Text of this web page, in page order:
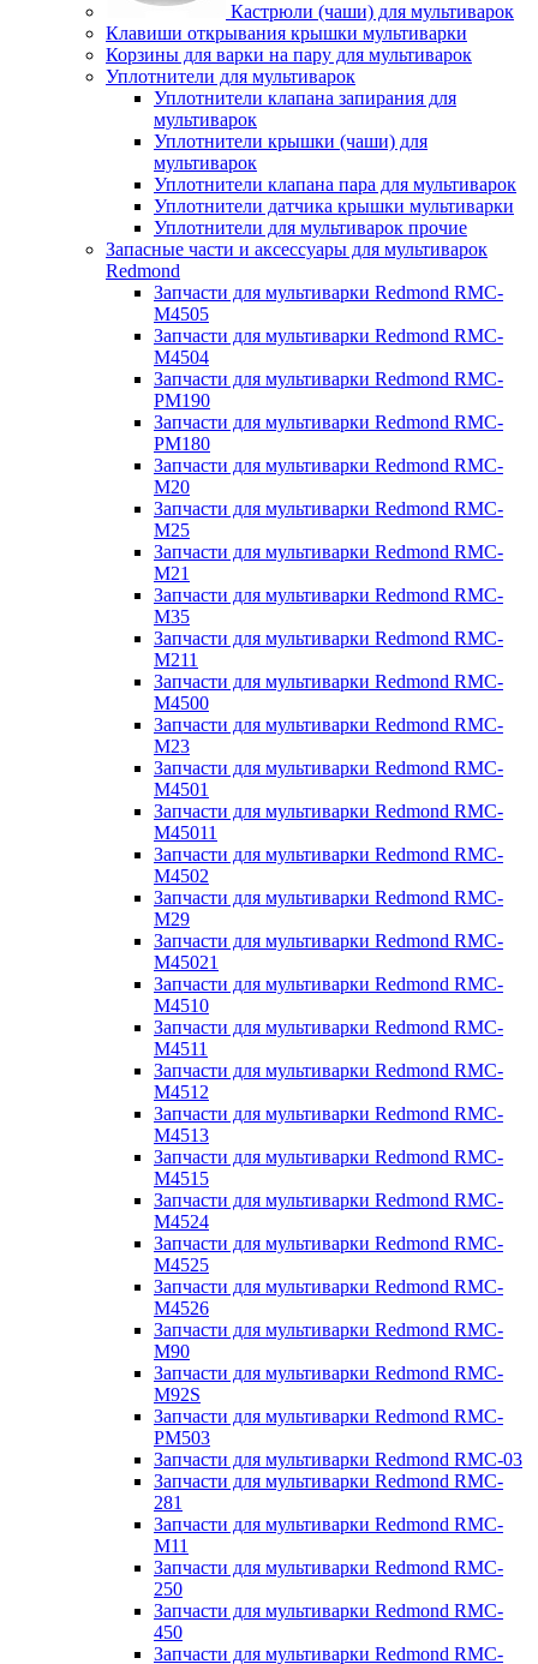
Кастрюли (чаши) для мультиварок
Клавиши открывания крышки мультиварки
Корзины для варки на пару для мультиварок
Уплотнители для мультиварок
Уплотнители клапана запирания для
мультиварок
Уплотнители крышки (чаши) для
мультиварок
Уплотнители клапана пара для мультиварок
Уплотнители датчика крышки мультиварки
Уплотнители для мультиварок прочие
Запасные части и аксессуары для мультиварок
Redmond
Запчасти для мультиварки Redmond RMC-
M4505
Запчасти для мультиварки Redmond RMC-
M4504
Запчасти для мультиварки Redmond RMC-
PM190
Запчасти для мультиварки Redmond RMC-
PM180
Запчасти для мультиварки Redmond RMC-
M20
Запчасти для мультиварки Redmond RMC-
M25
Запчасти для мультиварки Redmond RMC-
M21
Запчасти для мультиварки Redmond RMC-
M35
Запчасти для мультиварки Redmond RMC-
M211
Запчасти для мультиварки Redmond RMC-
M4500
Запчасти для мультиварки Redmond RMC-
M23
Запчасти для мультиварки Redmond RMC-
M4501
Запчасти для мультиварки Redmond RMC-
M45011
Запчасти для мультиварки Redmond RMC-
M4502
Запчасти для мультиварки Redmond RMC-
M29
Запчасти для мультиварки Redmond RMC-
M45021
Запчасти для мультиварки Redmond RMC-
M4510
Запчасти для мультиварки Redmond RMC-
M4511
Запчасти для мультиварки Redmond RMC-
M4512
Запчасти для мультиварки Redmond RMC-
M4513
Запчасти для мультиварки Redmond RMC-
M4515
Запчасти для мультиварки Redmond RMC-
M4524
Запчасти для мультиварки Redmond RMC-
M4525
Запчасти для мультиварки Redmond RMC-
M4526
Запчасти для мультиварки Redmond RMC-
M90
Запчасти для мультиварки Redmond RMC-
M92S
Запчасти для мультиварки Redmond RMC-
PM503
Запчасти для мультиварки Redmond RMC-03
Запчасти для мультиварки Redmond RMC-
281
Запчасти для мультиварки Redmond RMC-
M11
Запчасти для мультиварки Redmond RMC-
250
Запчасти для мультиварки Redmond RMC-
450
Запчасти для мультиварки Redmond RMC-